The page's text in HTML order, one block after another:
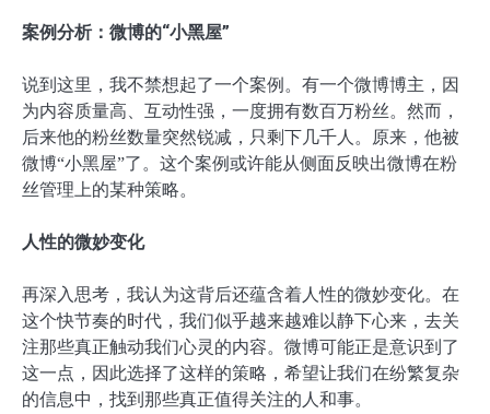
案例分析：微博的“小黑屋”
说到这里，我不禁想起了一个案例。有一个微博博主，因
为内容质量高、互动性强，一度拥有数百万粉丝。然而，
后来他的粉丝数量突然锐减，只剩下几千人。原来，他被
微博“小黑屋”了。这个案例或许能从侧面反映出微博在粉
丝管理上的某种策略。
人性的微妙变化
再深入思考，我认为这背后还蕴含着人性的微妙变化。在
这个快节奏的时代，我们似乎越来越难以静下心来，去关
注那些真正触动我们心灵的内容。微博可能正是意识到了
这一点，因此选择了这样的策略，希望让我们在纷繁复杂
的信息中，找到那些真正值得关注的人和事。